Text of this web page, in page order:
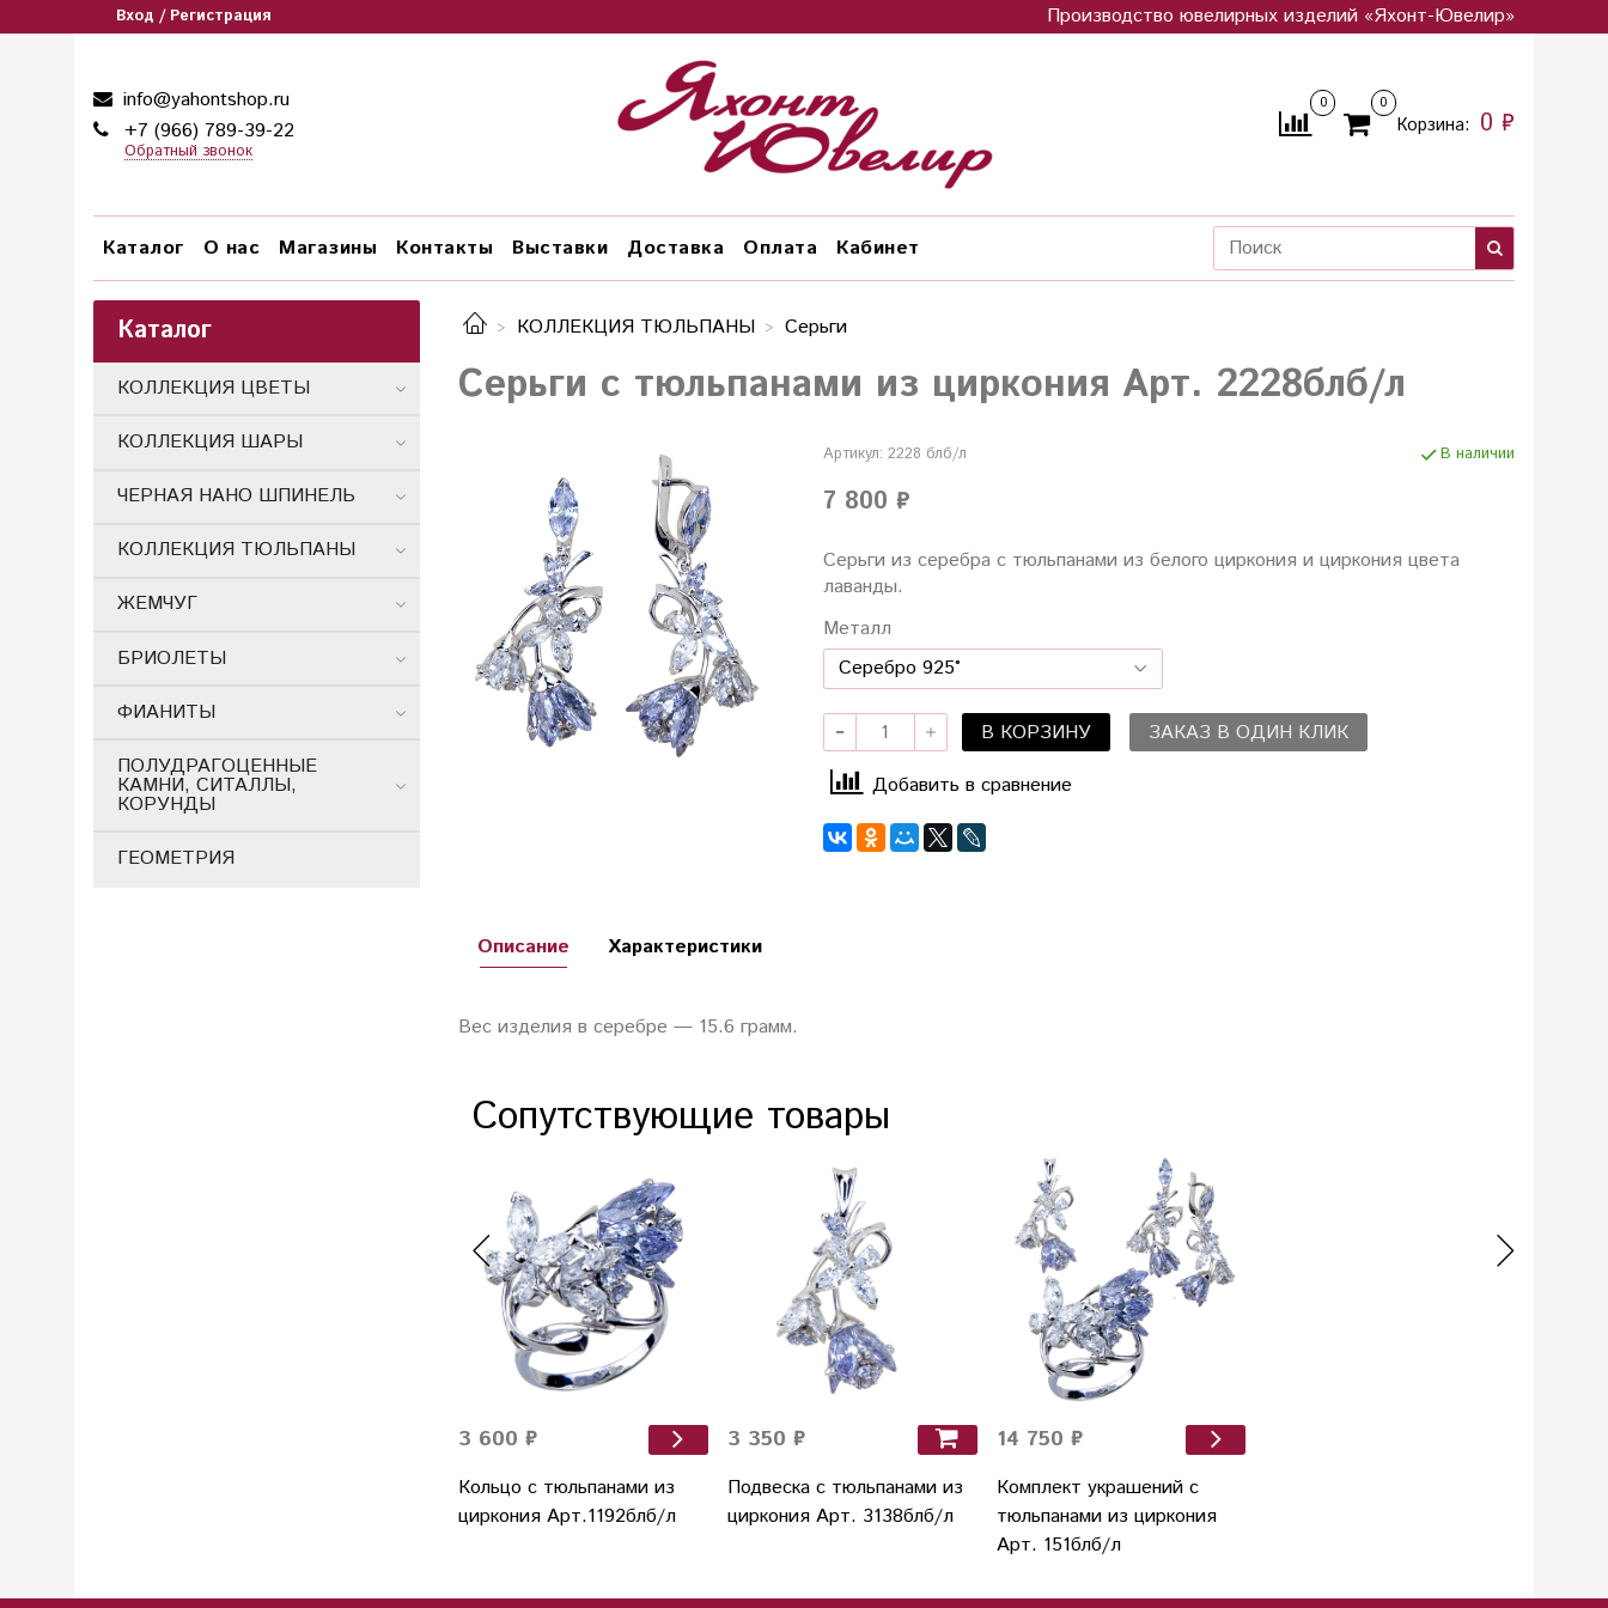
Вход / Регистрация Производство ювелирных изделий «Яхонт-Ювелир»
info@yahontshop.ru
+7 (966) 789-39-22
Обратный звонок
0 0
Корзина: 0 ₽
Каталог О нас Магазины Контакты Выставки Доставка Оплата Кабинет
КОЛЛЕКЦИЯ ТЮЛЬПАНЫ Серьги
Серьги с тюльпанами из циркония Арт. 2228блб/л
Артикул: 2228 блб/л В наличии
7 800 ₽
Серьги из серебра с тюльпанами из белого циркония и циркония цвета
лаванды.
Металл
В КОРЗИНУ
ЗАКАЗ В ОДИН КЛИК
Добавить в сравнение
Описание
Вес изделия в серебре — 15.6 грамм.
Характеристики
Сопутствующие товары
3 600 ₽
Кольцо с тюльпанами из
циркония Арт.1192блб/л
3 350 ₽
Подвеска с тюльпанами из
циркония Арт. 3138блб/л
14 750 ₽
Комплект украшений с
тюльпанами из циркония
Арт. 151блб/л
Каталог
КОЛЛЕКЦИЯ ЦВЕТЫ
КОЛЛЕКЦИЯ ШАРЫ
ЧЕРНАЯ НАНО ШПИНЕЛЬ
КОЛЛЕКЦИЯ ТЮЛЬПАНЫ
ЖЕМЧУГ
БРИОЛЕТЫ
ФИАНИТЫ
ПОЛУДРАГОЦЕННЫЕ
КАМНИ, СИТАЛЛЫ,
КОРУНДЫ
ГЕОМЕТРИЯ